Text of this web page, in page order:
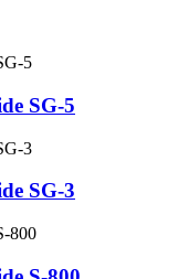
SG-5
SG-3